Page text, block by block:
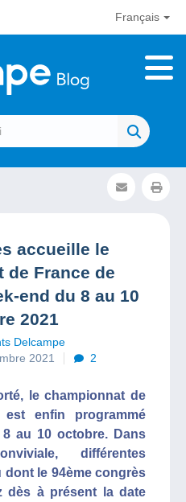
Français
accueille le
de France de
end du 8 au 10
2021
Delcampe
2021
2
le championnat de
est enfin programmé
au 10 octobre. Dans
différentes
le 94ème congrès
dès à présent la date